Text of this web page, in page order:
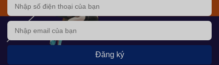
Đăng ký